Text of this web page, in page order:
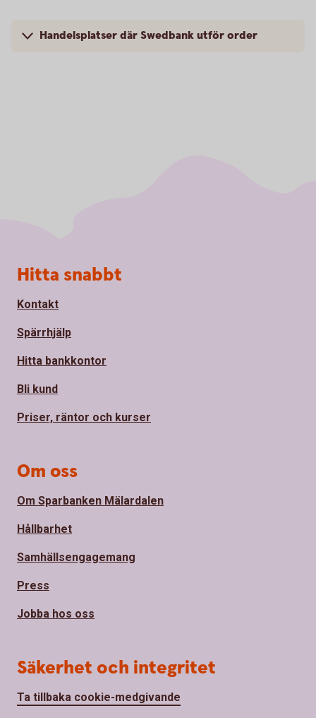
Handelsplatser där Swedbank utför order
Sidfot
Hitta snabbt
Kontakt
Spärrhjälp
Hitta bankkontor
Bli kund
Priser, räntor och kurser
Om oss
Om Sparbanken Mälardalen
Hållbarhet
Samhällsengagemang
Press
Jobba hos oss
Säkerhet och integritet
Ta tillbaka cookie-medgivande